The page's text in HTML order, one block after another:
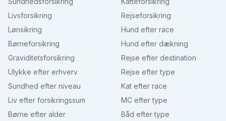
Livsforsikring
Lønsikring
Børneforsikring
Graviditetsforsikring
Ulykke efter erhverv
Sundhed efter niveau
Liv efter forsikringssum
Børne efter alder
Rejseforsikring
Hund efter race
Hund efter dækning
Rejse efter destination
Rejse efter type
Kat efter race
MC efter type
Båd efter type